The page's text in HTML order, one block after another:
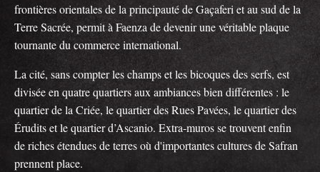
frontières orientales de la principauté de Gaçaferi et au sud de la
Terre Sacrée, permit à Faenza de devenir une véritable plaque
tournante du commerce international.
La cité, sans compter les champs et les bicoques des serfs, est
divisée en quatre quartiers aux ambiances bien différentes : le
quartier de la Criée, le quartier des Rues Pavées, le quartier des
Érudits et le quartier d’Ascanio. Extra-muros se trouvent enfin
de riches étendues de terres où d'importantes cultures de Safran
prennent place.